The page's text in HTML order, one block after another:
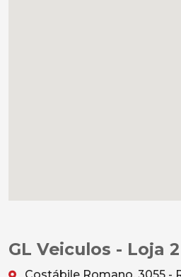
GL Veiculos - Loja 2